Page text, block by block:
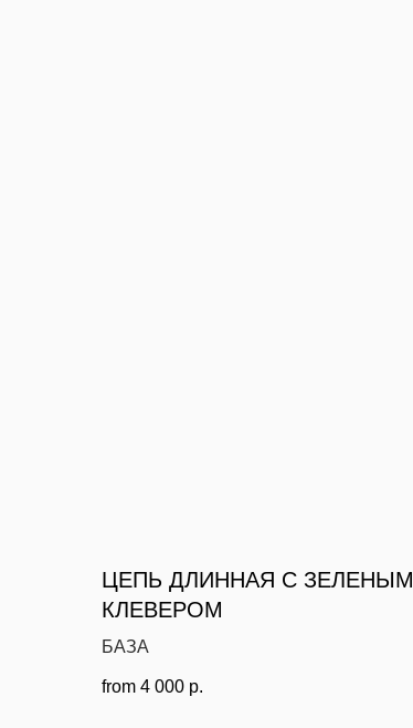
ЦЕПЬ ДЛИННАЯ С ЗЕЛЕНЫМ
КЛЕВЕРОМ
БАЗА
from 4 000 р.